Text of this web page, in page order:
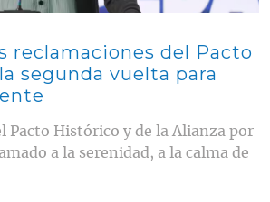
reclamaciones del Pacto
segunda vuelta para
Pacto Histórico y de la Alianza por
a la serenidad, a la calma de